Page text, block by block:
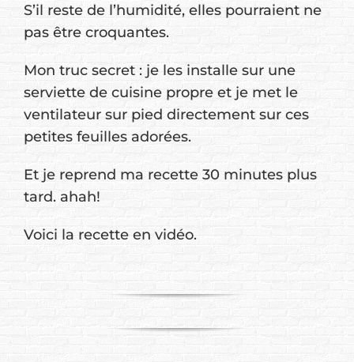
S’il reste de l’humidité, elles pourraient ne
pas être croquantes.
Mon truc secret : je les installe sur une
serviette de cuisine propre et je met le
ventilateur sur pied directement sur ces
petites feuilles adorées.
Et je reprend ma recette 30 minutes plus
tard. ahah!
Voici la recette en vidéo.